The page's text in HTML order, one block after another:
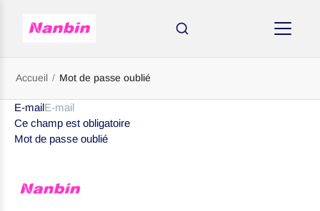
Accueil / Mot de passe oublié
E-mail
Ce champ est obligatoire
Mot de passe oublié